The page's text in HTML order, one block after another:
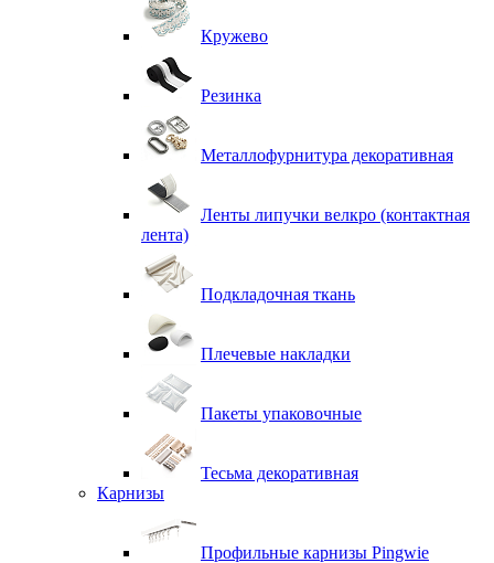
Кружево
Резинка
Металлофурнитура декоративная
Ленты липучки велкро (контактная
лента)
Подкладочная ткань
Плечевые накладки
Пакеты упаковочные
Тесьма декоративная
Карнизы
Профильные карнизы Pingwie